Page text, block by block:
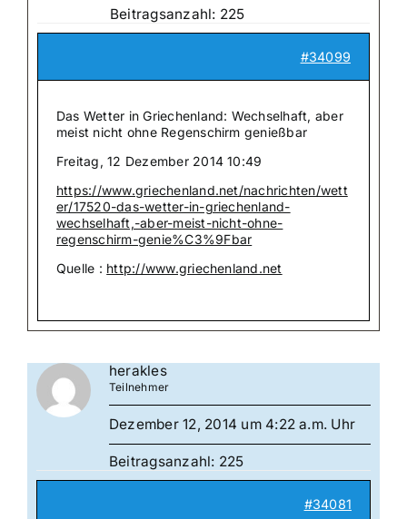
Beitragsanzahl: 225
#34099
Das Wetter in Griechenland: Wechselhaft, aber
meist nicht ohne Regenschirm genießbar
Freitag, 12 Dezember 2014 10:49
https://www.griechenland.net/nachrichten/wett
er/17520-das-wetter-in-griechenland-
wechselhaft,-aber-meist-nicht-ohne-
regenschirm-genie%C3%9Fbar
Quelle : http://www.griechenland.net
herakles
Teilnehmer
Dezember 12, 2014 um 4:22 a.m. Uhr
Beitragsanzahl: 225
#34081